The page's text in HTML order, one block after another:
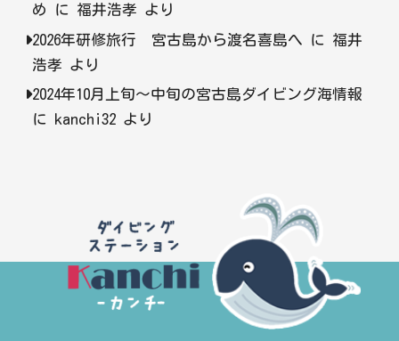
め
に 福井浩孝 より
2026年研修旅行 宮古島から渡名喜島へ に 福井
浩孝 より
2024年10月上旬〜中旬の宮古島ダイビング海情報
に kanchi32 より